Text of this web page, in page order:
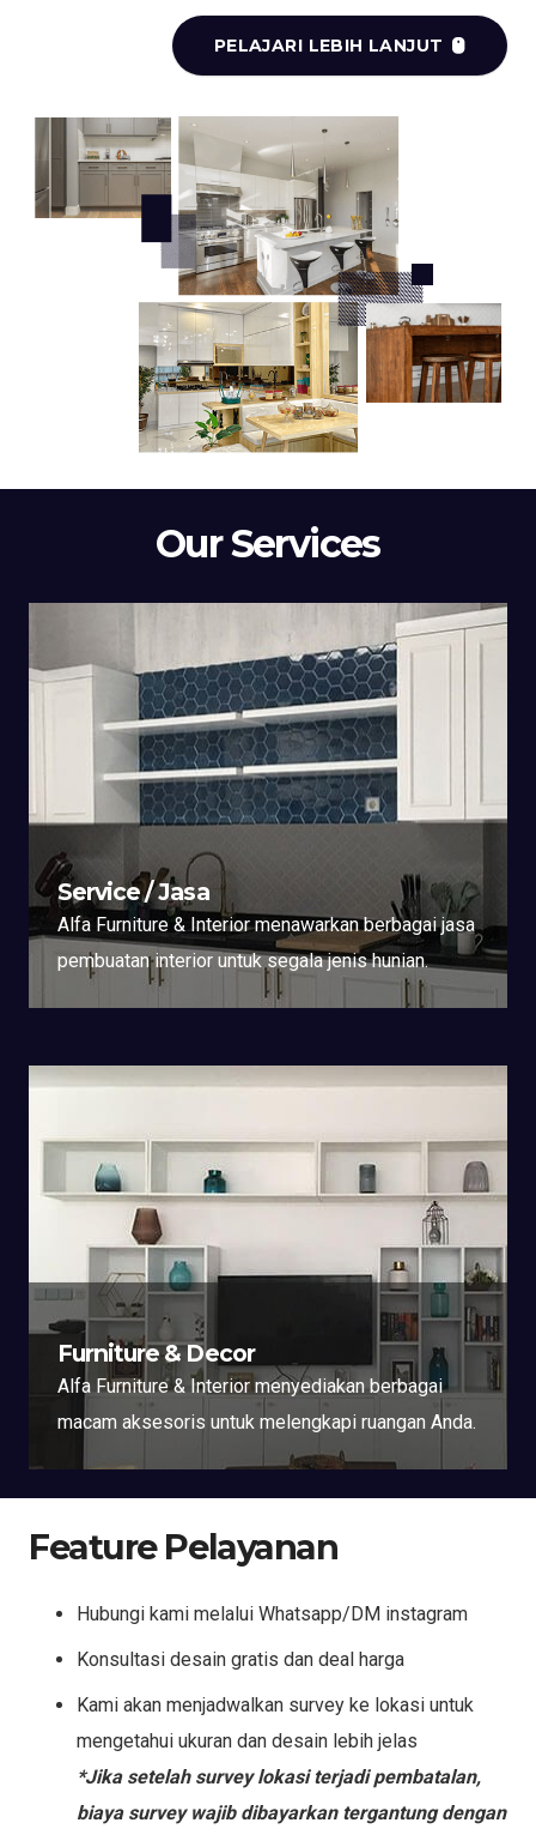
PELAJARI LEBIH LANJUT
Our Services
Service / Jasa
Alfa Furniture & Interior menawarkan berbagai jasa
pembuatan interior untuk segala jenis hunian.
Furniture & Decor
Alfa Furniture & Interior menyediakan berbagai
macam aksesoris untuk melengkapi ruangan Anda.
Feature Pelayanan
Hubungi kami melalui Whatsapp/DM instagram
Konsultasi desain gratis dan deal harga
Kami akan menjadwalkan survey ke lokasi untuk
mengetahui ukuran dan desain lebih jelas
*Jika setelah survey lokasi terjadi pembatalan,
biaya survey wajib dibayarkan tergantung dengan